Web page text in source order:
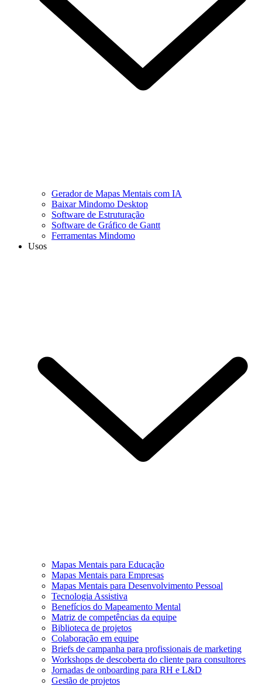
Gerador de Mapas Mentais com IA
Baixar Mindomo Desktop
Software de Estruturação
Software de Gráfico de Gantt
Ferramentas Mindomo
Usos
Mapas Mentais para Educação
Mapas Mentais para Empresas
Mapas Mentais para Desenvolvimento Pessoal
Tecnologia Assistiva
Benefícios do Mapeamento Mental
Matriz de competências da equipe
Biblioteca de projetos
Colaboração em equipe
Briefs de campanha para profissionais de marketing
Workshops de descoberta do cliente para consultores
Jornadas de onboarding para RH e L&D
Gestão de projetos